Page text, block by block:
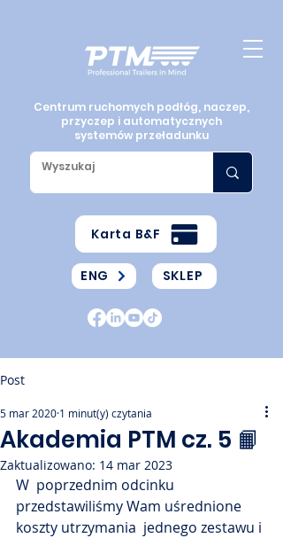
Centrum ruchomych podłóg, naczep,
przyczep i automatycznych
systemów przeładunku
Karta B&F
ENG SKLEP
Post
Akademia PTM cz. 5 📙
5 mar 2020 1 minut(y) czytania
Zaktualizowano: 14 mar 2023
W  poprzednim odcinku
przedstawiliśmy Wam uśrednione
koszty utrzymania  jednego zestawu i